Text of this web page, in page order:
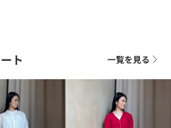
ト 一覧を見る